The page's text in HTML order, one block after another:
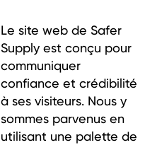
Le site web de Safer
Supply est conçu pour
communiquer
confiance et crédibilité
à ses visiteurs. Nous y
sommes parvenus en
utilisant une palette de